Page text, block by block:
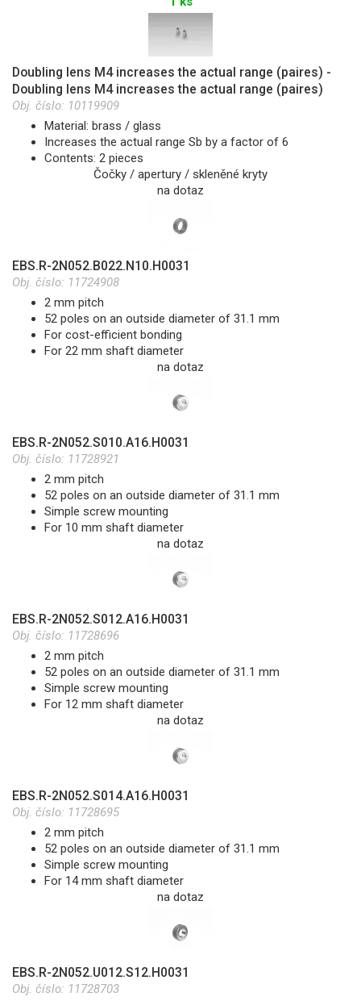
Doubling lens M4 increases the actual range (paires) -
Doubling lens M4 increases the actual range (paires)
Obj. číslo: 10119909
Material: brass / glass
Increases the actual range Sb by a factor of 6
Contents: 2 pieces
Čočky / apertury / skleněné kryty
na dotaz
EBS.R-2N052.B022.N10.H0031
Obj. číslo: 11724908
2 mm pitch
52 poles on an outside diameter of 31.1 mm
For cost-efficient bonding
For 22 mm shaft diameter
na dotaz
EBS.R-2N052.S010.A16.H0031
Obj. číslo: 11728921
2 mm pitch
52 poles on an outside diameter of 31.1 mm
Simple screw mounting
For 10 mm shaft diameter
na dotaz
EBS.R-2N052.S012.A16.H0031
Obj. číslo: 11728696
2 mm pitch
52 poles on an outside diameter of 31.1 mm
Simple screw mounting
For 12 mm shaft diameter
na dotaz
EBS.R-2N052.S014.A16.H0031
Obj. číslo: 11728695
2 mm pitch
52 poles on an outside diameter of 31.1 mm
Simple screw mounting
For 14 mm shaft diameter
na dotaz
EBS.R-2N052.U012.S12.H0031
Obj. číslo: 11728703